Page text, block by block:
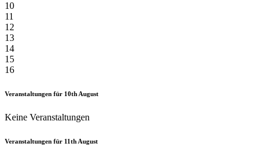
10
11
12
13
14
15
16
Veranstaltungen für 10th August
Keine Veranstaltungen
Veranstaltungen für 11th August